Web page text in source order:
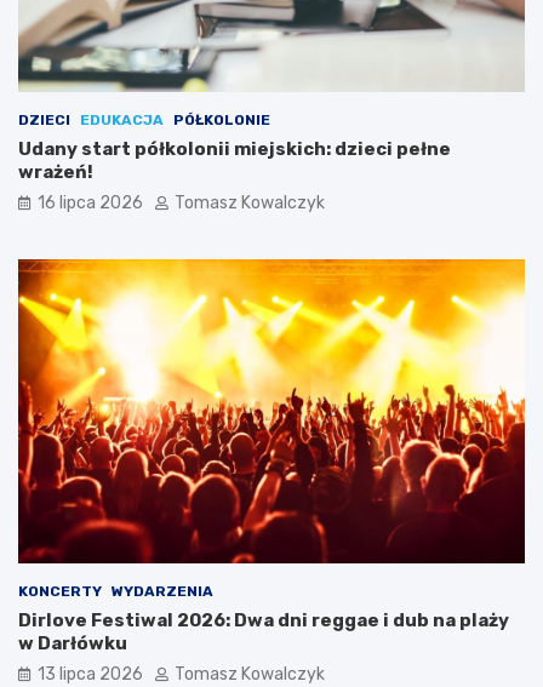
DZIECI EDUKACJA PÓŁKOLONIE
Udany start półkolonii miejskich: dzieci pełne
wrażeń!
16 lipca 2026 Tomasz Kowalczyk
KONCERTY WYDARZENIA
Dirlove Festiwal 2026: Dwa dni reggae i dub na plaży
w Darłówku
13 lipca 2026 Tomasz Kowalczyk